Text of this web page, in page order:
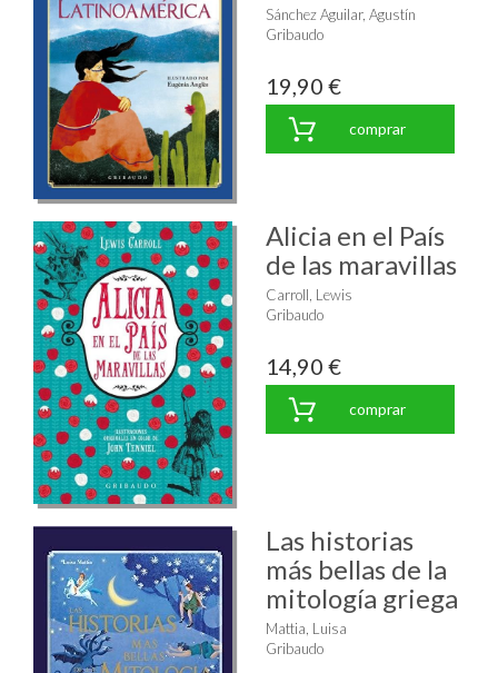
Sánchez Aguilar, Agustín
Gribaudo
19,90 €
comprar
Alicia en el País
de las maravillas
Carroll, Lewis
Gribaudo
14,90 €
comprar
Las historias
más bellas de la
mitología griega
Mattia, Luisa
Gribaudo